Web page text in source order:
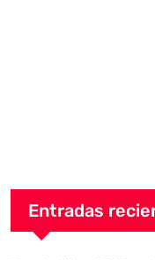
Entradas